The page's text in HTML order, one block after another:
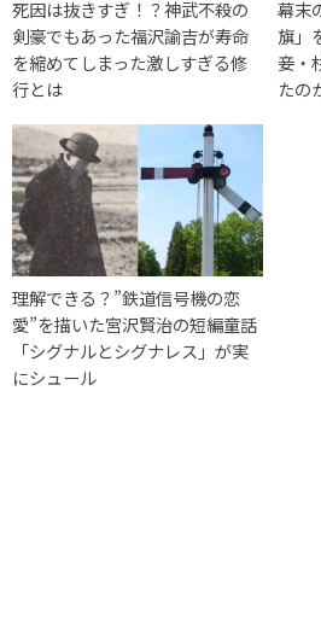
死因は抜きすぎ！？神武不殺の
剣豪でもあった福沢諭吉が寿命
を縮めてしまった激しすぎる修
行とは
幕末
旗」
妾・
たの
理解できる？”鉄道信号機の恋
愛”を描いた宮沢賢治の短編童話
「シグナルとシグナレス」が実
にシュール